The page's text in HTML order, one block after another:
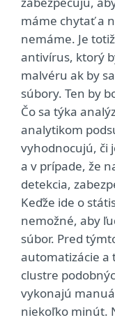
máme chytať a
nemáme. Je
antivírus, ktorý
malvéru ak by
súbory. Ten by
Čo sa týka
analytikom
vyhodnocujú, či
a v prípade, že
detekcia,
Keďže ide o
nemožné, aby
súbor. Pred
automatizácie a
clustre
vykonajú
niekoľko minút.